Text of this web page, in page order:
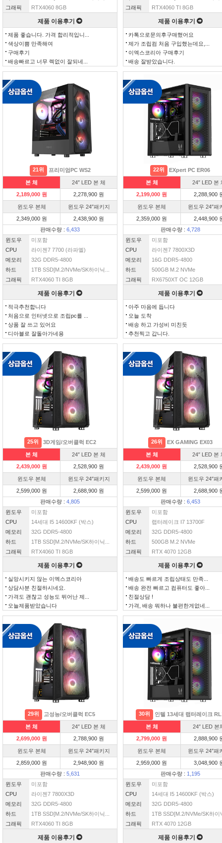
그래픽
RTX4060 8GB
제품 이용후기
제품 좋습니다. 가격 합리적입니...
색상이쁨 만족해여
구매후기
배송빠르고 너무 렉없이 잘되네...
그래픽
RTX4060 TI 8GB
제품 이용후기
카톡으로문의후구매했어요
제가 조립컴 처음 구입했는데요,...
이엑스코리아 구매후기
배송 잘받았습니다.
21위 프리미엄PC WS2
본 체
24″ LED 본 체
2,189,000 원
2,278,900 원
윈도우 본체
윈도우 24″패키지
2,349,000 원
2,438,900 원
판매수량 : 6,433
윈도우
미포함
CPU
라이젠7 7700 (라파엘)
메모리
32G DDR5-4800
하드
1TB SSD[M.2/NVMe/SK하이닉...
그래픽
RTX4060 TI 8GB
제품 이용후기
적극추천합니다
처음으로 인터넷으로 조립pc를 ...
상품 잘 쓰고 있어요
디아블로 잘돌아가네용
22위 EXpert PC ER06
본 체
24″ LED 본
2,199,000 원
2,288,900
윈도우 본체
윈도우 24″패
2,359,000 원
2,448,900
판매수량 : 4,728
윈도우
미포함
CPU
라이젠7 7800X3D
메모리
16G DDR5-4800
하드
500GB M.2 NVMe
그래픽
RX6750XT OC 12GB
제품 이용후기
아주 마음에 듭니다
오늘 도착
배송 하고 가성비 미친듯
추천찍고 갑니다.
25위 3D게임/오버클럭 EC2
본 체
24″ LED 본 체
2,439,000 원
2,528,900 원
윈도우 본체
윈도우 24″패키지
2,599,000 원
2,688,900 원
판매수량 : 4,805
윈도우
미포함
CPU
14세대 I5 14600KF (박스)
메모리
32G DDR5-4800
하드
1TB SSD[M.2/NVMe/SK하이닉...
그래픽
RTX4060 TI 8GB
제품 이용후기
실망시키지 않는 이엑스코리아
상담사분 친절하시네요.
가격도 괜찮고 성능도 뛰어난 제...
오늘제품받았습니다
26위 EX GAMING EX03
본 체
24″ LED 본
2,439,000 원
2,528,900
윈도우 본체
윈도우 24″패
2,599,000 원
2,688,900
판매수량 : 6,453
윈도우
미포함
CPU
랩터레이크 I7 13700F
메모리
32G DDR5-4800
하드
500GB M.2 NVMe
그래픽
RTX 4070 12GB
제품 이용후기
배송도 빠르게 조립상태도 만족...
배송 완전 빠르고 컴퓨터도 좋아...
친절상담 !
가격, 배송 뭐하나 불편한게없네...
29위 고성능/오버클럭 EC5
본 체
24″ LED 본 체
2,699,000 원
2,788,900 원
윈도우 본체
윈도우 24″패키지
2,859,000 원
2,948,900 원
판매수량 : 5,631
윈도우
미포함
CPU
라이젠7 7800X3D
메모리
32G DDR5-4800
하드
1TB SSD[M.2/NVMe/SK하이닉...
그래픽
RTX4060 TI 8GB
제품 이용후기
30위 인텔 13세대 랩터레이크
본 체
24″ LED 본
2,799,000 원
2,888,900
윈도우 본체
윈도우 24″패
2,959,000 원
3,048,900
판매수량 : 1,195
윈도우
미포함
CPU
14세대 I5 14600KF (박스)
메모리
32G DDR5-4800
하드
1TB SSD[M.2/NVMe/SK하이
그래픽
RTX 4070 12GB
제품 이용후기